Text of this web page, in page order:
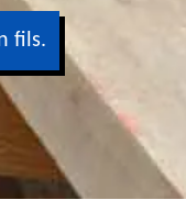
fils.